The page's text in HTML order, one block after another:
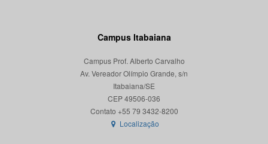
Campus Itabaiana
Campus Prof. Alberto Carvalho
Av. Vereador Olímpio Grande, s/n
Itabaiana/SE
CEP 49506-036
Localização